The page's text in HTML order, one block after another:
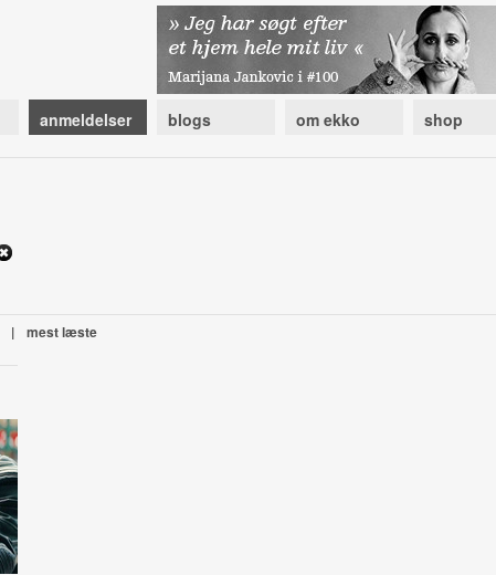
anmeldelser blogs om ekko shop
| mest læste